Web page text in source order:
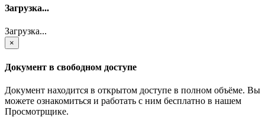
Загрузка...
Загрузка...
×
Документ в свободном доступе
Документ находится в открытом доступе в полном объёме. Вы
можете ознакомиться и работать с ним бесплатно в нашем
Просмотрщике.